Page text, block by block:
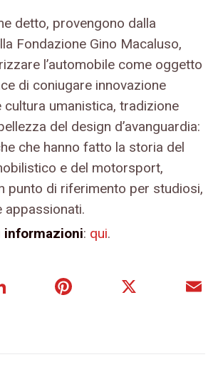
detto, provengono dalla
Fondazione Gino Macaluso,
l’automobile come oggetto
di coniugare innovazione
umanistica, tradizione
del design d’avanguardia:
che hanno fatto la storia del
e del motorsport,
punto di riferimento per studiosi,
appassionati.
informazioni: qui.
LinkedIn Pinterest